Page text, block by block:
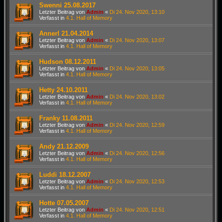
Swenni 25.08.2017
Letzter Beitrag von Admin « Di 24. Nov 2020, 13:10
Verfasst in 4.1. Hall of Memory
Annerl 21.04.2014
Letzter Beitrag von Admin « Di 24. Nov 2020, 13:07
Verfasst in 4.1. Hall of Memory
Hudson 08.12.2011
Letzter Beitrag von Admin « Di 24. Nov 2020, 13:05
Verfasst in 4.1. Hall of Memory
Hetty 24.10.2011
Letzter Beitrag von Admin « Di 24. Nov 2020, 13:02
Verfasst in 4.1. Hall of Memory
Franky 11.08.2011
Letzter Beitrag von Admin « Di 24. Nov 2020, 12:59
Verfasst in 4.1. Hall of Memory
Andy 21.12.2009
Letzter Beitrag von Admin « Di 24. Nov 2020, 12:56
Verfasst in 4.1. Hall of Memory
Luddi 18.12.2007
Letzter Beitrag von Admin « Di 24. Nov 2020, 12:53
Verfasst in 4.1. Hall of Memory
Hotte 07.05.2007
Letzter Beitrag von Admin « Di 24. Nov 2020, 12:51
Verfasst in 4.1. Hall of Memory